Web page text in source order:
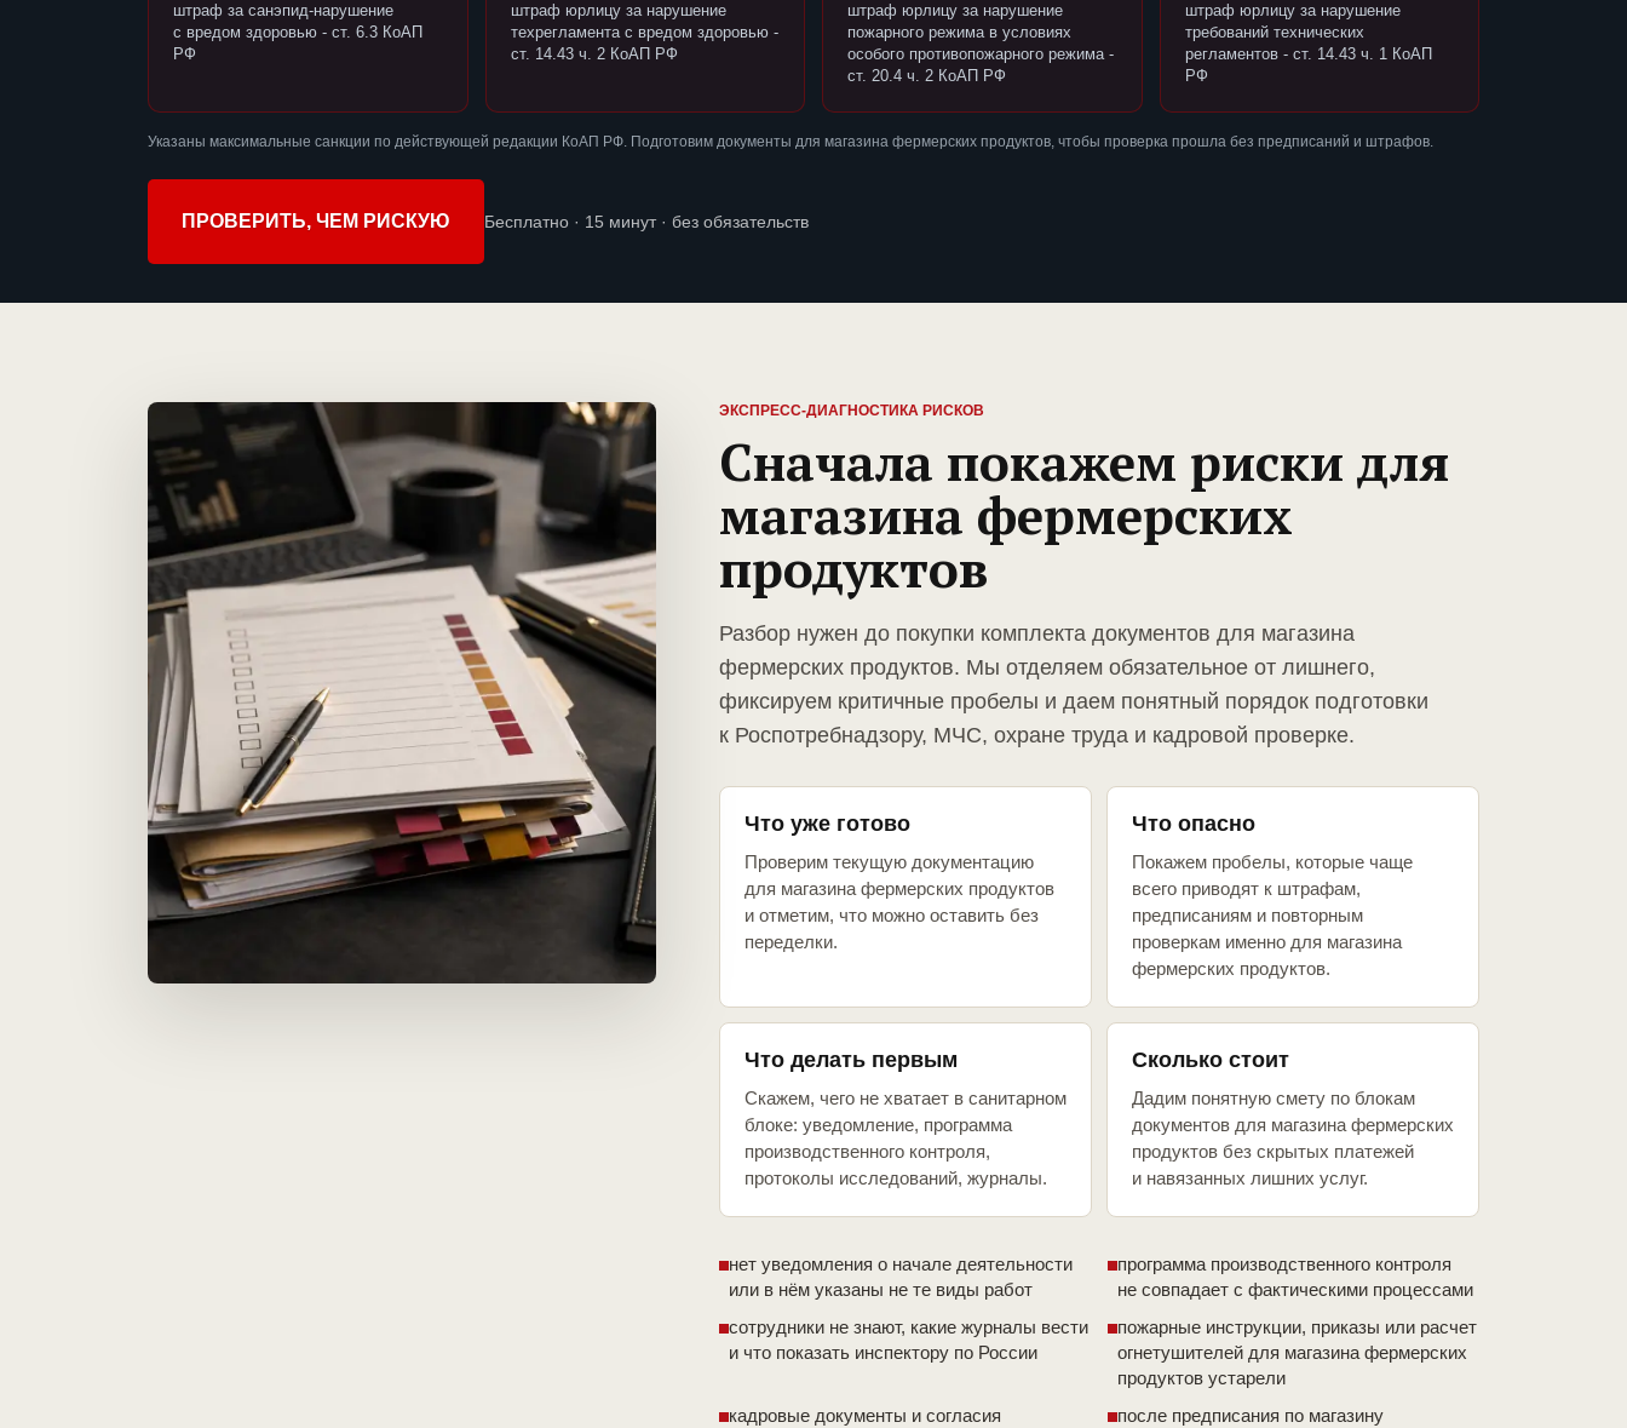
штраф за санэпид-нарушение
с вредом здоровью - ст. 6.3 КоАП
РФ
штраф юрлицу за нарушение
техрегламента с вредом здоровью -
ст. 14.43 ч. 2 КоАП РФ
штраф юрлицу за нарушение
пожарного режима в условиях
особого противопожарного режима -
ст. 20.4 ч. 2 КоАП РФ
штраф юрлицу за нарушение
требований технических
регламентов - ст. 14.43 ч. 1 КоАП
РФ
Указаны максимальные санкции по действующей редакции КоАП РФ. Подготовим документы для магазина фермерских продуктов, чтобы проверка прошла без предписаний и штрафов.
ПРОВЕРИТЬ, ЧЕМ РИСКУЮ Бесплатно · 15 минут · без обязательств
ЭКСПРЕСС-ДИАГНОСТИКА РИСКОВ
Сначала покажем риски для
магазина фермерских
продуктов
Разбор нужен до покупки комплекта документов для магазина
фермерских продуктов. Мы отделяем обязательное от лишнего,
фиксируем критичные пробелы и даем понятный порядок подготовки
к Роспотребнадзору, МЧС, охране труда и кадровой проверке.
Что уже готово
Проверим текущую документацию
для магазина фермерских продуктов
и отметим, что можно оставить без
переделки.
Что опасно
Покажем пробелы, которые чаще
всего приводят к штрафам,
предписаниям и повторным
проверкам именно для магазина
фермерских продуктов.
Что делать первым
Скажем, чего не хватает в санитарном
блоке: уведомление, программа
производственного контроля,
протоколы исследований, журналы.
Сколько стоит
Дадим понятную смету по блокам
документов для магазина фермерских
продуктов без скрытых платежей
и навязанных лишних услуг.
нет уведомления о начале деятельности
или в нём указаны не те виды работ
программа производственного контроля
не совпадает с фактическими процессами
сотрудники не знают, какие журналы вести
и что показать инспектору по России
пожарные инструкции, приказы или расчет
огнетушителей для магазина фермерских
продуктов устарели
кадровые документы и согласия
после предписания по магазину